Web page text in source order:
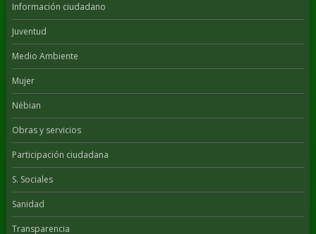
Información ciudadano
Juventud
Medio Ambiente
Mujer
Nébian
Obras y servicios
Participación ciudadana
S. Sociales
Sanidad
Transparencia